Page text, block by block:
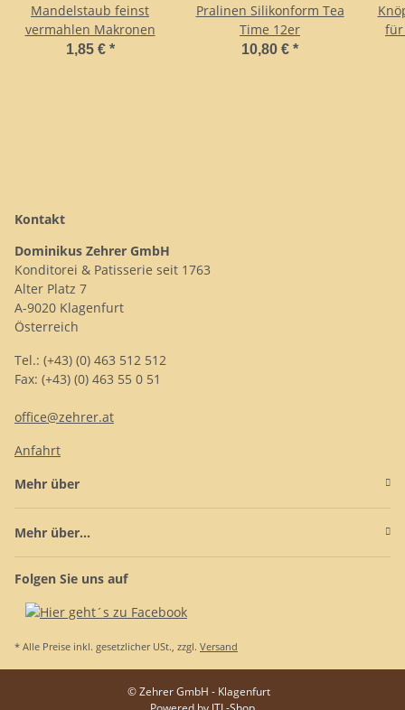
Mandelstaub feinst
vermahlen Makronen
1,85 € *
Pralinen Silikonform Tea
Time 12er
10,80 € *
für
Kontakt
Dominikus Zehrer GmbH
Konditorei & Patisserie seit 1763
Alter Platz 7
A-9020 Klagenfurt
Österreich
Tel.: (+43) (0) 463 512 512
Fax: (+43) (0) 463 55 0 51
office@zehrer.at
Anfahrt
Mehr über
Mehr über...
Folgen Sie uns auf
* Alle Preise inkl. gesetzlicher USt., zzgl. Versand
© Zehrer GmbH - Klagenfurt